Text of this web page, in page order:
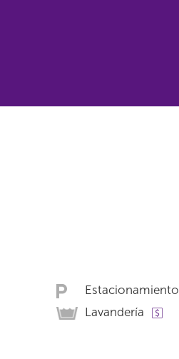
Estacionamiento
Lavandería